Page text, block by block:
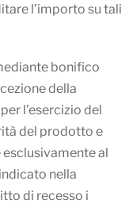
l’importo su tali
bonifico
della
l’esercizio del
del prodotto e
al
nella
di recesso i